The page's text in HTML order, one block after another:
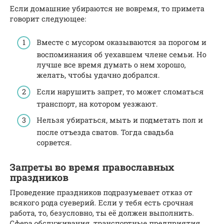
Если домашние убираются не вовремя, то примета
говорит следующее:
Вместе с мусором оказываются за порогом и
воспоминания об уехавшем члене семьи. Но
лучше все время думать о нем хорошо,
желать, чтобы удачно добрался.
Если нарушить запрет, то может сломаться
транспорт, на котором уезжают.
Нельзя убираться, мыть и подметать пол и
после отъезда сватов. Тогда свадьба
сорвется.
Запреты во время православных
праздников
Проведение праздников подразумевает отказ от
всякого рода суеверий. Если у тебя есть срочная
работа, то, безусловно, ты её должен выполнить.